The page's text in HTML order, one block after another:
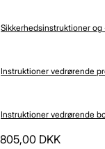
Sikkerhedsinstruktioner og
Instruktioner vedrørende
Instruktioner vedrørende
805,00 DKK